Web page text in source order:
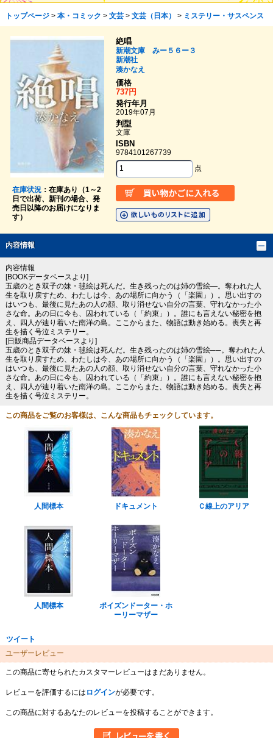
トップページ> 本・コミック > 文芸> 文芸（日本） > ミステリー・サスペンス
在庫状況：在庫あり（1～2
日で出荷、新刊の場合、発
売日以降のお届けになりま
す）
絶唱
新潮文庫 みー５６ー３
新潮社
湊かなえ
価格
737円
発行年月
2019年07月
判型
文庫
ISBN
9784101267739
点
内容情報
内容情報
[BOOKデータベースより]
五歳のとき双子の妹・毬絵は死んだ。生き残ったのは姉の雪絵―。奪われた人
生を取り戻すため、わたしは今、あの場所に向かう（「楽園」）。思い出すの
はいつも、最後に見たあの人の顔、取り消せない自分の言葉、守れなかった小
さな命。あの日に今も、囚われている（「約束」）。誰にも言えない秘密を抱
え、四人が辿り着いた南洋の島。ここからまた、物語は動き始める。喪失と再
生を描く号泣ミステリー。
[日販商品データベースより]
五歳のとき双子の妹・毬絵は死んだ。生き残ったのは姉の雪絵──。奪われた人
生を取り戻すため、わたしは今、あの場所に向かう（「楽園」）。思い出すの
はいつも、最後に見たあの人の顔、取り消せない自分の言葉、守れなかった小
さな命。あの日に今も、囚われている（「約束」）。誰にも言えない秘密を抱
え、四人が辿り着いた南洋の島。ここからまた、物語は動き始める。喪失と再
生を描く号泣ミステリー。
この商品をご覧のお客様は、こんな商品もチェックしています。
人間標本 ドキュメント Ｃ線上のアリア
人間標本
ポイズンドーター・ホ
ーリーマザー
ツイート
ユーザーレビュー
この商品に寄せられたカスタマーレビューはまだありません。
レビューを評価するには ログインが必要です。
この商品に対するあなたのレビューを投稿することができます。